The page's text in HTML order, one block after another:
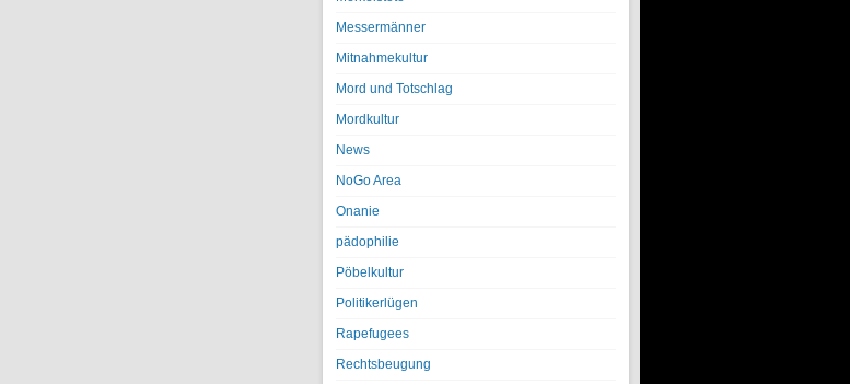
Messermänner
Mitnahmekultur
Mord und Totschlag
Mordkultur
News
NoGo Area
Onanie
pädophilie
Pöbelkultur
Politikerlügen
Rapefugees
Rechtsbeugung